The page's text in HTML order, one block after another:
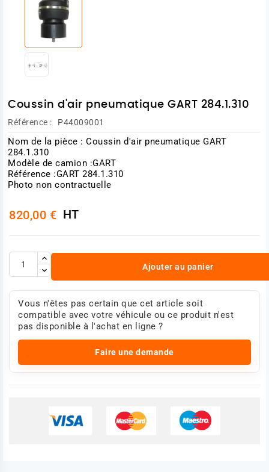
Coussin d'air pneumatique GART 284.1.310
Référence : P44009001
Nom de la pièce : Coussin d'air pneumatique GART
284.1.310
Modèle de camion :GART
Référence :GART 284.1.310
Photo non contractuelle
820,00 € HT
Ajouter au panier
Vous n'êtes pas certain que cet article soit
compatible avec votre véhicule ou ce produit n'est
pas disponible à l'achat en ligne ?
Faire une demande